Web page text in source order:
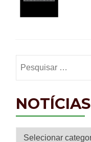
NOTÍCIAS
Notícias